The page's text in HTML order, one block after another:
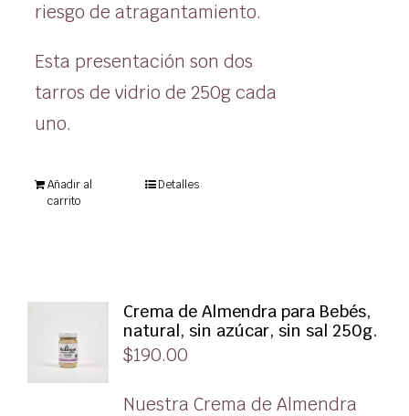
riesgo de atragantamiento.
Esta presentación son dos
tarros de vidrio de 250g cada
uno.
Añadir al
carrito
Detalles
Crema de Almendra para Bebés,
natural, sin azúcar, sin sal 250g.
$190.00
Nuestra Crema de Almendra